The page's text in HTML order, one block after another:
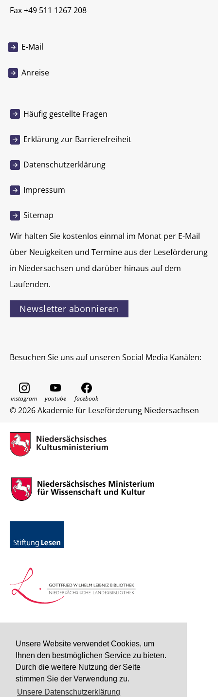
Unsere Website verwendet Cookies, um
Ihnen den bestmöglichen Service zu bieten.
Durch die weitere Nutzung der Seite
stimmen Sie der Verwendung zu.
Unsere Datenschutzerklärung
Fax +49 511 1267 208
E-Mail
Anreise
Häufig gestellte Fragen
Erklärung zur Barrierefreiheit
Datenschutzerklärung
Impressum
Sitemap
Wir halten Sie kostenlos einmal im Monat per E-Mail
über Neuigkeiten und Termine aus der Leseförderung
in Niedersachsen und darüber hinaus auf dem
Laufenden.
Newsletter abonnieren
Besuchen Sie uns auf unseren Social Media Kanälen:
© 2026 Akademie für Leseförderung Niedersachsen